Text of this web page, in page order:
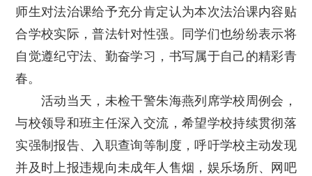
师生对法治课给予充分肯定认为本次法治课内容贴
合学校实际，普法针对性强。同学们也纷纷表示将
自觉遵纪守法、勤奋学习，书写属于自己的精彩青
春。
活动当天，未检干警朱海燕列席学校周例会，
与校领导和班主任深入交流，希望学校持续贯彻落
实强制报告、入职查询等制度，呼吁学校主动发现
并及时上报违规向未成年人售烟，娱乐场所、网吧